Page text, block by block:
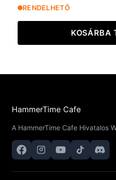
RENDELHETŐ
KOSÁRBA
HammerTime Cafe
A HammerTime Cafe Hivatalos